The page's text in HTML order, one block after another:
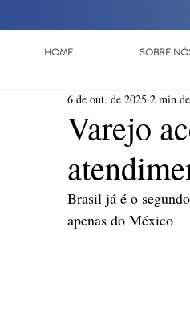
HOME SOBRE
Varejo
6 de out. de 2025 2 min
Brasil já é o
apenas do México